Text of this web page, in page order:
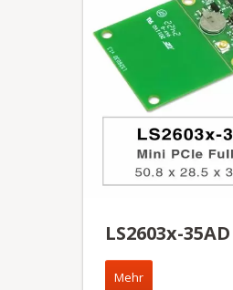
LS2603x-35AD
Mehr